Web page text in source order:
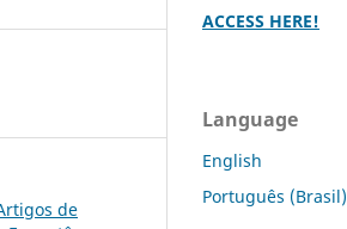
de
ACCESS HERE!
Language
English
Português (Brasil)